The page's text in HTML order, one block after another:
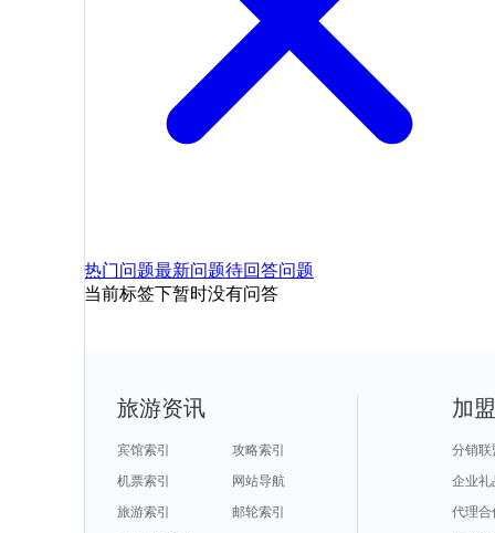
热门问题最新问题待回答问题
当前标签下暂时没有问答
旅游资讯
宾馆索引
攻略索引
机票索引
网站导航
旅游索引
邮轮索引
加
分销联
企业礼
代理合